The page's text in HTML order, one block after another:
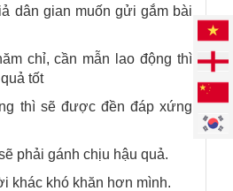
dân gian muốn gửi gắm bài
chỉ, cần mẫn lao động thì
tốt
thì sẽ được đền đáp xứng
phải gánh chịu hậu quả.
khác khó khăn hơn mình.